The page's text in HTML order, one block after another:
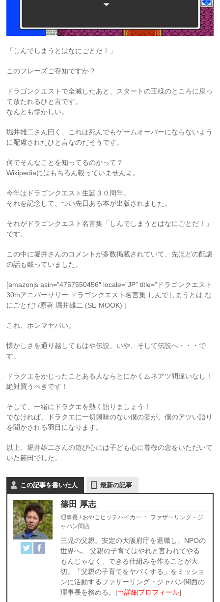
「しんでしまうとはなにごとだ！」
このフレーズご存知ですか？
ドラゴンクエストで全滅したあと、スタートの王様のところに戻っ
て放たれるひと言です。
なんとも懐かしい。
堀井雄二さん曰く、これは死んでもゲームオーバーにならないよう
に配慮されたひと言なのだそうです。
何でそんなことを知ってるのかって？
Wikipediaにはもちろん載っていませんよ。
今年はドラゴンクエスト生誕３０周年。
それを記念して、つい先日ある本が出版されました。
それがドラゴンクエスト名言集「しんでしまうとはなにごとだ！」
です。
この中に堀井さんのコメントが多数掲載されていて、先ほどの配慮
の話も載っていました。
[amazonjs asin=”4757550456″ locale=”JP” title=”ドラゴンクエスト
30thアニバーサリー ドラゴンクエスト名言集 しんでしまうとは な
にごとだ! /原著 堀井雄二 (SE-MOOK)”]
これ、ホンマヤバい。
懐かしさを通り越してもはや伝説、いや、そして伝説へ・・・で
す。
ドラクエをかじったことある人ならとにかくムネアツ間違いなし！
絶対買うべきです！
そして、一緒にドラクエを熱く語りましょう！
でなければ、ドラクエに一切興味のない僕の妻が、僕のアツい語り
を聞かされる羽目になります。
以上、堀井雄二さんの遊び心には子ども心に尊敬の念をいただいて
いた篠田でした。
この記事を書いた人 最新の記事
篠田 厚志
理事長 / おやこヒッチハイカー ： ファザーリング・ジ
ャパン関西
三児の父親。安定の大阪府庁を退職し、NPOの
世界へ。 父親の子育てはやれと言われてやる
もんじゃなく、できる仕組みを作ることが大
切。「父親の子育てをヤバくする」をミッショ
ンに活動するファザーリング・ジャパン関西の
理事長を務める。[⇒詳細プロフィール]